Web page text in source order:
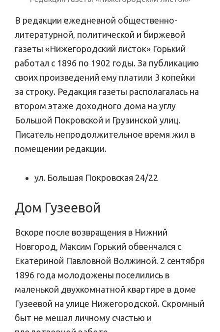
В редакции ежедневной общественно-
литературной, политической и биржевой
газеты «Нижегородский листок» Горький
работал с 1896 по 1902 годы. За публикацию
своих произведений ему платили 3 копейки
за строку. Редакция газеты располагалась на
втором этаже доходного дома на углу
Большой Покровской и Грузинской улиц.
Писатель непродолжительное время жил в
помещении редакции.
ул. Большая Покровская 24/22
Дом Гузеевой
Вскоре после возвращения в Нижний
Новгород, Максим Горький обвенчался с
Екатериной Павловной Волжиной. 2 сентября
1896 года молодожены поселились в
маленькой двухкомнатной квартире в доме
Гузеевой на улице Нижегородской. Скромный
быт не мешал личному счастью и